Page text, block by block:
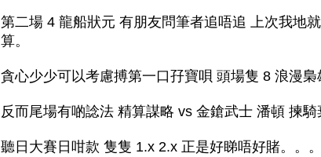
第二場 4 龍船狀元 有朋友問筆者追唔追 上次我地
算。
貪心少少可以考慮搏第一口孖寶唄 頭場隻 8 浪漫
反而尾場有啲諗法 精算謀略 vs 金鎗武士 潘頓 揀
聽日大賽日咁款 隻隻 1.x 2.x 正是好睇唔好賭。。